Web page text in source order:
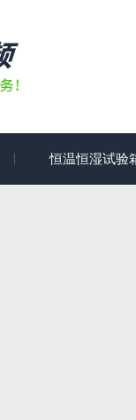
恒温恒湿试验